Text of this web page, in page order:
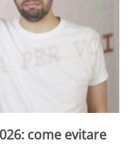
come evitare